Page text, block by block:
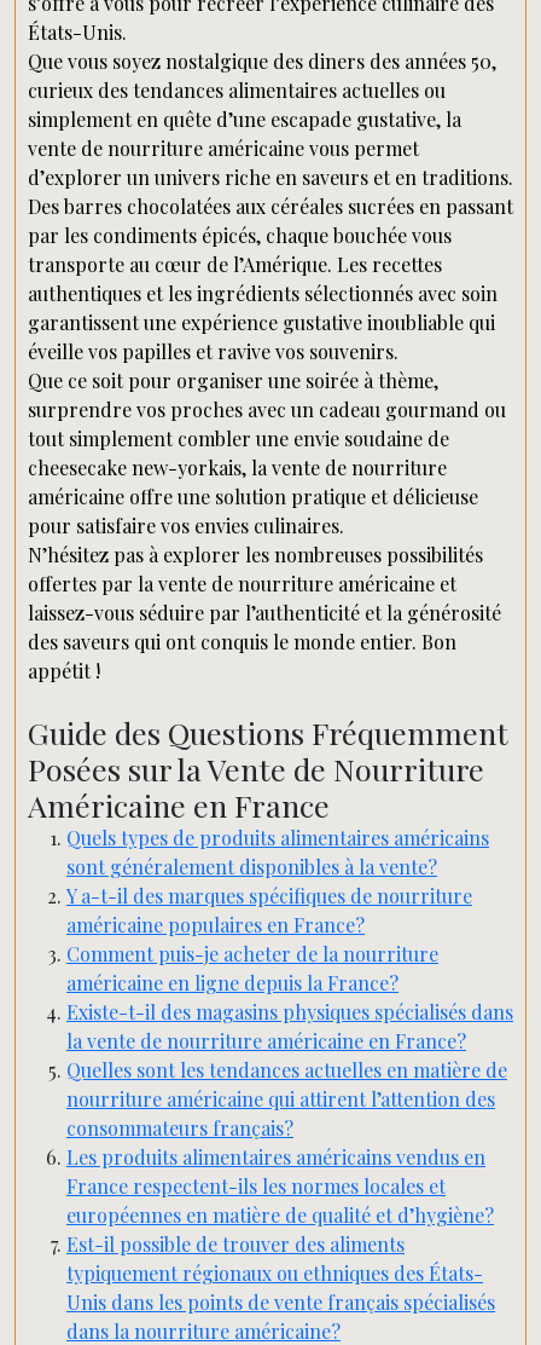
États-Unis.
Que vous soyez nostalgique des diners des années 50,
curieux des tendances alimentaires actuelles ou
simplement en quête d’une escapade gustative, la
vente de nourriture américaine vous permet
d’explorer un univers riche en saveurs et en traditions.
Des barres chocolatées aux céréales sucrées en passant
par les condiments épicés, chaque bouchée vous
transporte au cœur de l’Amérique. Les recettes
authentiques et les ingrédients sélectionnés avec soin
garantissent une expérience gustative inoubliable qui
éveille vos papilles et ravive vos souvenirs.
Que ce soit pour organiser une soirée à thème,
surprendre vos proches avec un cadeau gourmand ou
tout simplement combler une envie soudaine de
cheesecake new-yorkais, la vente de nourriture
américaine offre une solution pratique et délicieuse
pour satisfaire vos envies culinaires.
N’hésitez pas à explorer les nombreuses possibilités
offertes par la vente de nourriture américaine et
laissez-vous séduire par l’authenticité et la générosité
des saveurs qui ont conquis le monde entier. Bon
appétit !
Guide des Questions Fréquemment
Posées sur la Vente de Nourriture
Américaine en France
Quels types de produits alimentaires américains
sont généralement disponibles à la vente?
Y a-t-il des marques spécifiques de nourriture
américaine populaires en France?
Comment puis-je acheter de la nourriture
américaine en ligne depuis la France?
Existe-t-il des magasins physiques spécialisés dans
la vente de nourriture américaine en France?
Quelles sont les tendances actuelles en matière de
nourriture américaine qui attirent l’attention des
consommateurs français?
Les produits alimentaires américains vendus en
France respectent-ils les normes locales et
européennes en matière de qualité et d’hygiène?
Est-il possible de trouver des aliments
typiquement régionaux ou ethniques des États-
Unis dans les points de vente français spécialisés
dans la nourriture américaine?